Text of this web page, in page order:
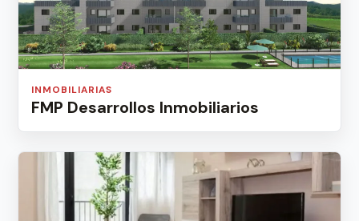
INMOBILIARIAS
FMP Desarrollos Inmobiliarios